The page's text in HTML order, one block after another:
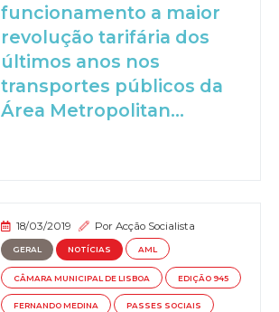
funcionamento a maior
revolução tarifária dos
últimos anos nos
transportes públicos da
Área Metropolitan...
18/03/2019 PorAcção Socialista
GERAL NOTÍCIAS AML
CÂMARA MUNICIPAL DE LISBOA EDIÇÃO 945
FERNANDO MEDINA PASSES SOCIAIS